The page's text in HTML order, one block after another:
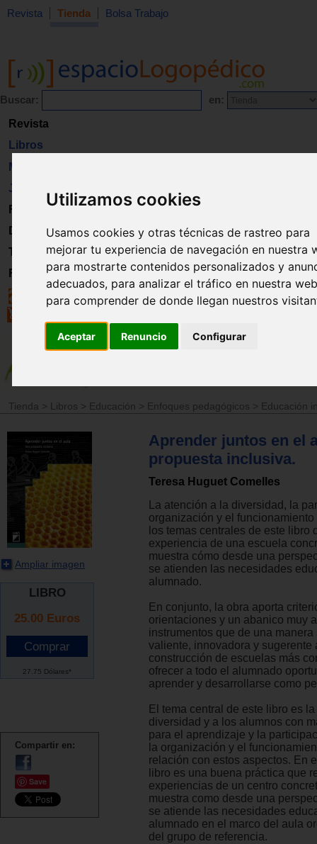
Utilizamos cookies
Usamos cookies y otras técnicas de rastreo para
mejorar tu experiencia de navegación en nuestra
para mostrarte contenidos personalizados y
adecuados, para analizar el tráfico en nuestra
para comprender de donde llegan nuestros
Aceptar Renuncio Configurar
Revista Tienda Bolsa Trabajo
Buscar: en:
Revista
Libros
Material
Juguetes
Formación
Directorio
Trabajo
Registro
Tienda > Libros > Educación > Enfoques pedagógicos > Educación
Ampliar imagen
LIBRO
25.00 Euros
27.75 Dólares*
Compartir en:
Save
Aprender juntos en el
propuesta inclusiva.
Teresa Huguet Comelles
La atención a la diversidad, la
organización y el
los temas centrales de este libro
experiencia de una escuela
muestra cómo desde una
se atienden las necesidades
alumnado.
En conjunto, la obra aporta
orientaciones y un abanico muy
instrumentos que de una manera
valiente, innovadora y sugerente
construcción de escuelas más
ofrecer a todo el alumnado
aprender y desarrollarse como
El tema central de este libro es
diversidad y a los alumnos con
para el aprendizaje y la
la organización y el
relación con estos aspectos. En
libro es una buena práctica que
experiencias de un centro
muestra como desde una
se atiende las necesidades
alumnado en el marco del aula
del grupo de referencia.